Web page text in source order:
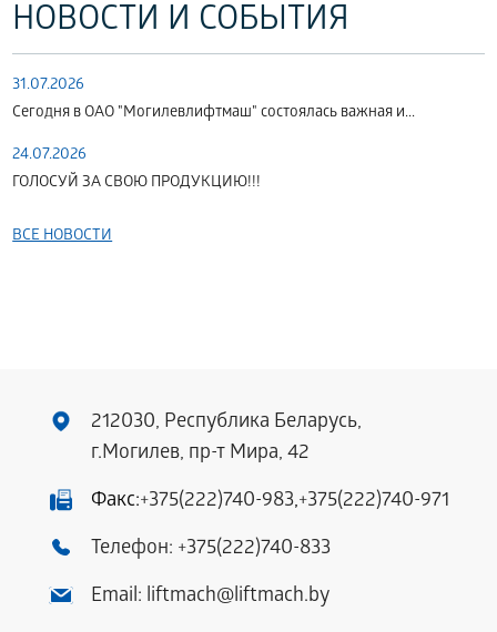
НОВОСТИ И СОБЫТИЯ
31.07.2026
Сегодня в ОАО "Могилевлифтмаш" состоялась важная и...
24.07.2026
ГОЛОСУЙ ЗА СВОЮ ПРОДУКЦИЮ!!!
ВСЕ НОВОСТИ
212030, Республика Беларусь,
г.Могилев, пр-т Мира, 42
Факс:+375(222)740-983,+375(222)740-971
Телефон: +375(222)740-833
Email: liftmach@liftmach.by